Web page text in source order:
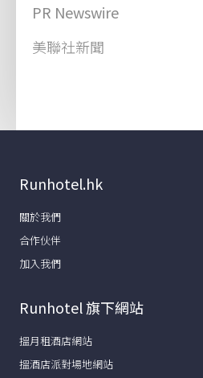
PR Newswire
美聯社新聞
Runhotel.hk
關於我們
合作伙伴
加入我們
Runhotel 旗下網站
搵月租酒店網站
搵酒店派對場地網站